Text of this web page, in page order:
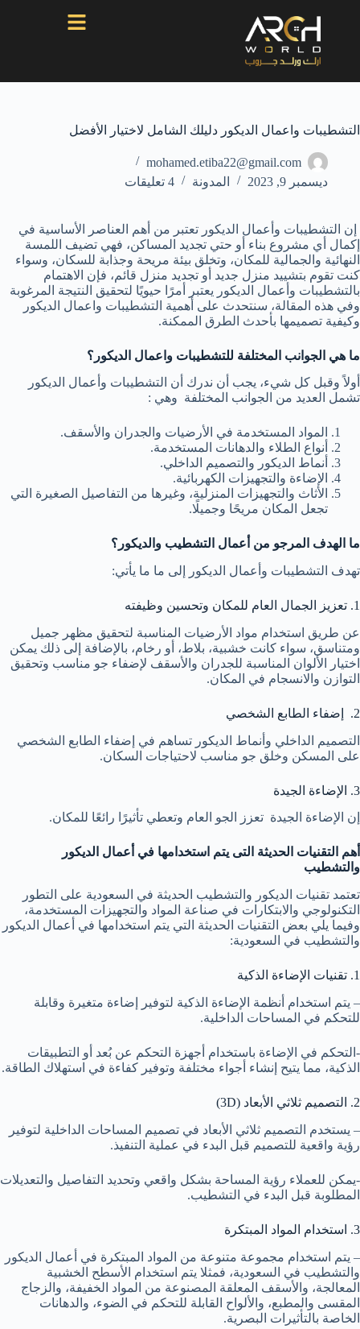
التشطيبات واعمال الديكور دليلك الشامل لاختيار الأفضل
mohamed.etiba22@gmail.com
ديسمبر 9, 2023
المدونة 4 تعليقات
إن التشطيبات وأعمال الديكور تعتبر من أهم العناصر الأساسية في
إكمال أي مشروع بناء أو حتي تجديد المساكن، فهي تضيف اللمسة
النهائية والجمالية للمكان، وتخلق بيئة مريحة وجذابة للسكان، وسواء
كنت تقوم بتشييد منزل جديد أو تجديد منزل قائم، فإن الاهتمام
بالتشطيبات وأعمال الديكور يعتبر أمرًا حيويًا لتحقيق النتيجة المرغوبة
وفي هذه المقالة، سنتحدث على أهمية التشطيبات واعمال الديكور
وكيفية تصميمها بأحدث الطرق الممكنة.
ما هي الجوانب المختلفة للتشطيبات واعمال الديكور؟
أولاً وقبل كل شيء، يجب أن ندرك أن التشطيبات وأعمال الديكور
تشمل العديد من الجوانب المختلفة وهي :
المواد المستخدمة في الأرضيات والجدران والأسقف.
أنواع الطلاء والدهانات المستخدمة.
أنماط الديكور والتصميم الداخلي.
الإضاءة والتجهيزات الكهربائية.
الأثاث والتجهيزات المنزلية، وغيرها من التفاصيل الصغيرة التي
تجعل المكان مريحًا وجميلًا.
ما الهدف المرجو من أعمال التشطيب والديكور؟
تهدف التشطيبات وأعمال الديكور إلى ما ما يأتي:
1. تعزيز الجمال العام للمكان وتحسين وظيفته
عن طريق استخدام مواد الأرضيات المناسبة لتحقيق مظهر جميل
ومتناسق، سواء كانت خشبية، بلاط، أو رخام، بالإضافة إلى ذلك يمكن
اختيار الألوان المناسبة للجدران والأسقف لإضفاء جو مناسب وتحقيق
التوازن والانسجام في المكان.
2. إضفاء الطابع الشخصي
التصميم الداخلي وأنماط الديكور تساهم في إضفاء الطابع الشخصي
على المسكن وخلق جو مناسب لاحتياجات السكان.
3. الإضاءة الجيدة
إن الإضاءة الجيدة تعزز الجو العام وتعطي تأثيرًا رائعًا للمكان.
أهم التقنيات الحديثة التى يتم استخدامها في أعمال الديكور
والتشطيب
تعتمد تقنيات الديكور والتشطيب الحديثة في السعودية على التطور
التكنولوجي والابتكارات في صناعة المواد والتجهيزات المستخدمة،
وفيما يلي بعض التقنيات الحديثة التي يتم استخدامها في أعمال الديكور
والتشطيب في السعودية:
1. تقنيات الإضاءة الذكية
– يتم استخدام أنظمة الإضاءة الذكية لتوفير إضاءة متغيرة وقابلة
للتحكم في المساحات الداخلية.
-التحكم في الإضاءة باستخدام أجهزة التحكم عن بُعد أو التطبيقات
الذكية، مما يتيح إنشاء أجواء مختلفة وتوفير كفاءة في استهلاك الطاقة.
2. التصميم ثلاثي الأبعاد (3D)
– يستخدم التصميم ثلاثي الأبعاد في تصميم المساحات الداخلية لتوفير
رؤية واقعية للتصميم قبل البدء في عملية التنفيذ.
-يمكن للعملاء رؤية المساحة بشكل واقعي وتحديد التفاصيل والتعديلات
المطلوبة قبل البدء في التشطيب.
3. استخدام المواد المبتكرة
– يتم استخدام مجموعة متنوعة من المواد المبتكرة في أعمال الديكور
والتشطيب في السعودية، فمثلا يتم استخدام الأسطح الخشبية
المعالجة، والأسقف المعلقة المصنوعة من المواد الخفيفة، والزجاج
المقسى والمطبع، والألواح القابلة للتحكم في الضوء، والدهانات
الخاصة بالتأثيرات البصرية.